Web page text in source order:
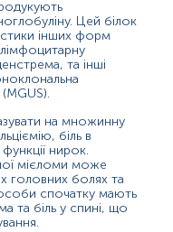
множинної
результатом
при високій
мієломи;
від
та деяких інших
множинні
Цей білок
інших форм
та інші
на множинну
біль в
нирок.
мієломи може
головних болях та
спочатку мають
та біль у спині, що